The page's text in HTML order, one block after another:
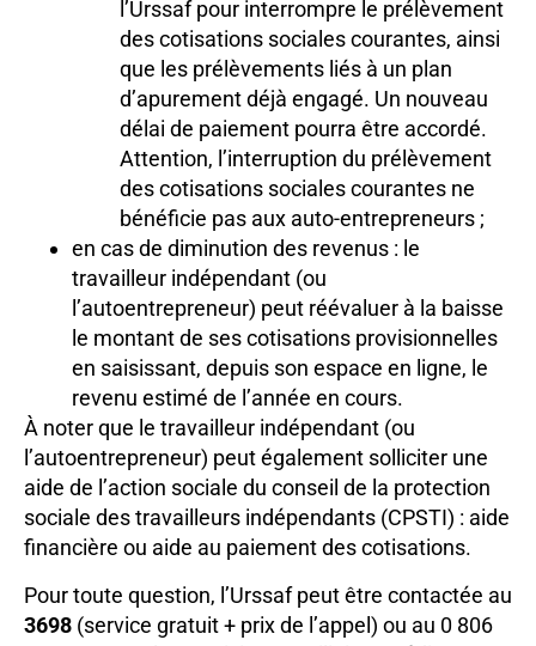
l’Urssaf pour interrompre le prélèvement
des cotisations sociales courantes, ainsi
que les prélèvements liés à un plan
d’apurement déjà engagé. Un nouveau
délai de paiement pourra être accordé.
Attention, l’interruption du prélèvement
des cotisations sociales courantes ne
bénéficie pas aux auto-entrepreneurs ;
en cas de diminution des revenus : le
travailleur indépendant (ou
l’autoentrepreneur) peut réévaluer à la baisse
le montant de ses cotisations provisionnelles
en saisissant, depuis son espace en ligne, le
revenu estimé de l’année en cours.
À noter que le travailleur indépendant (ou
l’autoentrepreneur) peut également solliciter une
aide de l’action sociale du conseil de la protection
sociale des travailleurs indépendants (CPSTI) : aide
financière ou aide au paiement des cotisations.
Pour toute question, l’Urssaf peut être contactée au
3698 (service gratuit + prix de l’appel) ou au 0 806